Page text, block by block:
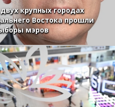
крупных городах
Востока прошли
мэров